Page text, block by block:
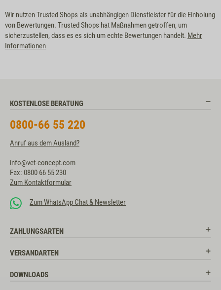
Wir nutzen Trusted Shops als unabhängigen Dienstleister für die Einholung
von Bewertungen. Trusted Shops hat Maßnahmen getroffen, um
sicherzustellen, dass es es sich um echte Bewertungen handelt. Mehr
Informationen
KOSTENLOSE BERATUNG
0800-66 55 220
Anruf aus dem Ausland?
info@vet-concept.com
Fax: 0800 66 55 230
Zum Kontaktformular
Zum WhatsApp Chat & Newsletter
ZAHLUNGSARTEN
VERSANDARTEN
DOWNLOADS